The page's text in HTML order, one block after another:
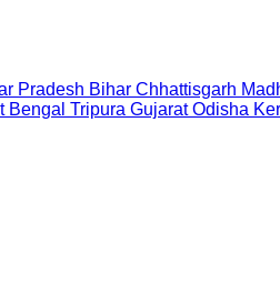
Pradesh Bihar Chhattisgarh
Bengal Tripura Gujarat Odisha